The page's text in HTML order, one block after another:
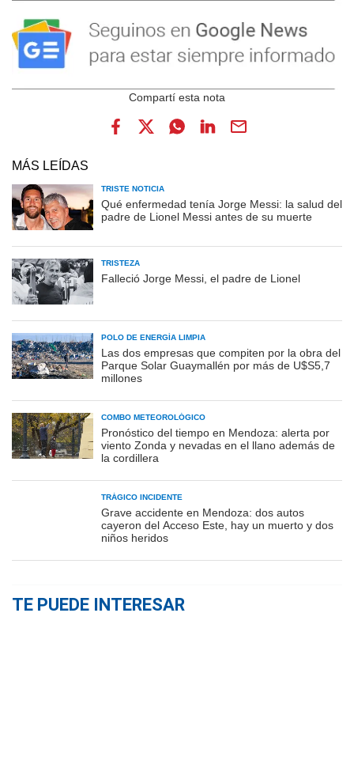
MÁS LEÍDAS
TRISTE NOTICIA
Qué enfermedad tenía Jorge Messi: la salud del
padre de Lionel Messi antes de su muerte
TRISTEZA
Falleció Jorge Messi, el padre de Lionel
POLO DE ENERGÍA LIMPIA
Las dos empresas que compiten por la obra del
Parque Solar Guaymallén por más de U$S5,7
millones
COMBO METEOROLÓGICO
Pronóstico del tiempo en Mendoza: alerta por
viento Zonda y nevadas en el llano además de
la cordillera
TRÁGICO INCIDENTE
Grave accidente en Mendoza: dos autos
cayeron del Acceso Este, hay un muerto y dos
niños heridos
TE PUEDE INTERESAR